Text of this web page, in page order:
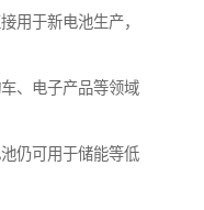
用于新电池生产，
、电子产品等领域
仍可用于储能等低